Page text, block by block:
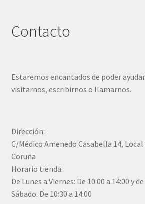
Contacto
Estaremos encantados de poder
visitarnos, escribirnos o llamarnos.
Dirección:
C/Médico Amenedo Casabella 14, Local
Coruña
Horario tienda:
De Lunes a Viernes: De 10:00 a 14:00 y
Sábado: De 10:30 a 14:00